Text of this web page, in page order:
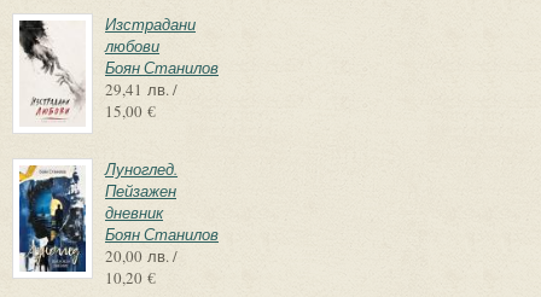
Изстрадани
любови
Боян Станилов
29,41 лв. /
15,00 €
Луноглед.
Пейзажен
дневник
Боян Станилов
20,00 лв. /
10,20 €